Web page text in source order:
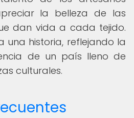
la belleza de las
dan vida a cada tejido.
una historia, reflejando la
de un país lleno de
culturales.